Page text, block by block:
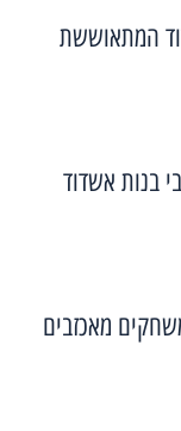
המתאוששת
בנות אשדוד
מאכזבים